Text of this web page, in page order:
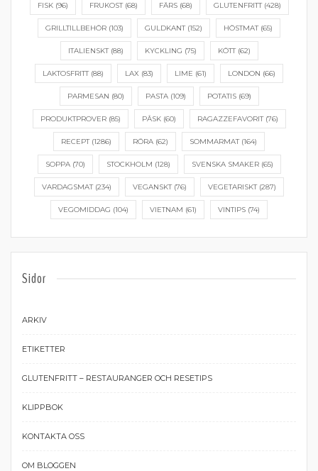
FISK(96) FRUKOST(68) FÄRS(68) GLUTENFRITT(428)
GRILLTILLBEHÖR (103) GULDKANT(152) HÖSTMAT(65)
ITALIENSKT(88) KYCKLING (75) KÖTT(62)
LAKTOSFRITT(88) LAX (83) LIME (61) LONDON (66)
PARMESAN (80) PASTA(109) POTATIS(69)
PRODUKTPROVER(85) PÅSK(60) RAGAZZEFAVORIT(76)
RECEPT(1286) RÖRA (62) SOMMARMAT(164)
SOPPA(70) STOCKHOLM (128) SVENSKA SMAKER(65)
VARDAGSMAT(234) VEGANSKT(76) VEGETARISKT(287)
VEGOMIDDAG (104) VIETNAM (61) VINTIPS (74)
Sidor
ARKIV
ETIKETTER
GLUTENFRITT – RESTAURANGER OCH RESETIPS
KLIPPBOK
KONTAKTA OSS
OM BLOGGEN